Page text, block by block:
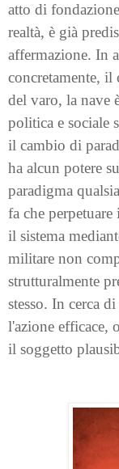
atto di
realtà, è già
affermazione. In
concretamente,
del varo, la nave
politica e sociale
il cambio di
ha alcun potere
paradigma
fa che
il sistema
militare non
strutturalmente
stesso. In cerca
l'azione efficace,
il soggetto